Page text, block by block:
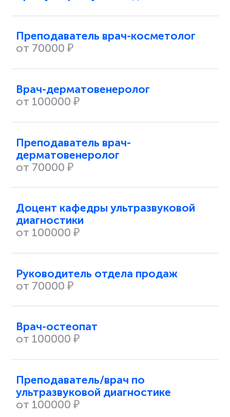
Преподаватель врач-косметолог
от 70000 ₽
Врач-дерматовенеролог
от 100000 ₽
Преподаватель врач-
дерматовенеролог
от 70000 ₽
Доцент кафедры ультразвуковой
диагностики
от 100000 ₽
Руководитель отдела продаж
от 70000 ₽
Врач-остеопат
от 100000 ₽
Преподаватель/врач по
ультразвуковой диагностике
от 100000 ₽